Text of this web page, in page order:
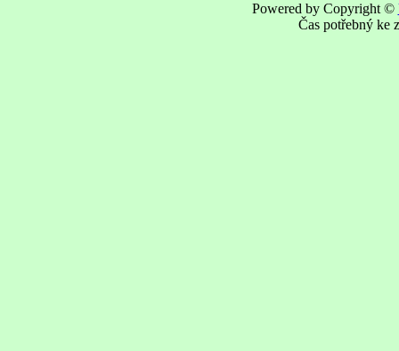
Powered by Copyright ©
Čas potřebný ke